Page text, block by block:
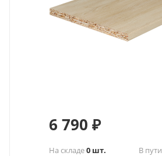
6 790 ₽
На складе0 шт. В пути